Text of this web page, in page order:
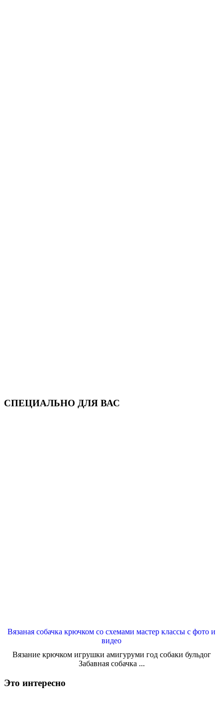
СПЕЦИАЛЬНО ДЛЯ ВАС
Вязаная собачка крючком со схемами мастер классы с фото и
видео
Вязание крючком игрушки амигуруми год собаки бульдог
Забавная собачка ...
Это интересно